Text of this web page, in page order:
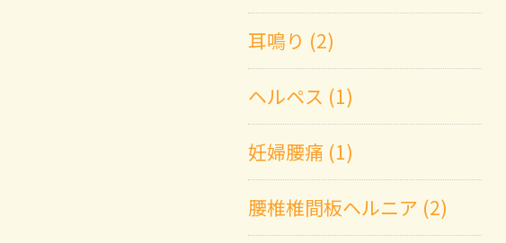
耳鳴り (2)
ヘルペス (1)
妊婦腰痛 (1)
腰椎椎間板ヘルニア (2)